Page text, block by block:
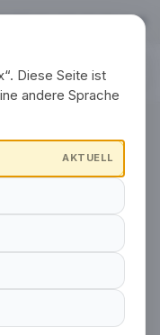
Diese Seite ist
andere Sprache
AKTUELL
(0) 30 / 20 23 68 91-0
anfragen
Socken mit